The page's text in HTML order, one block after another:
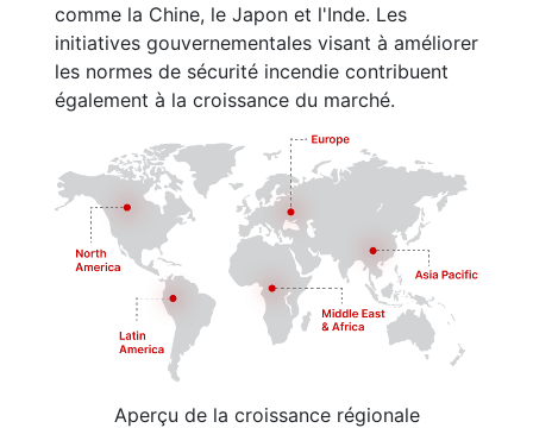
comme la Chine, le Japon et l'Inde. Les
initiatives gouvernementales visant à améliorer
les normes de sécurité incendie contribuent
également à la croissance du marché.
Aperçu de la croissance régionale